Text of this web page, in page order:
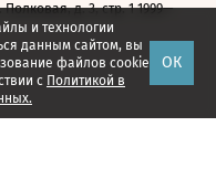
и технологии
данным сайтом, вы
файлов cookie
с Политикой в
ОК
д. 3, стр. 1 1999—